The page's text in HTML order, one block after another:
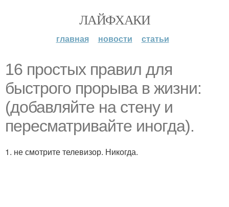
ЛАЙФХАКИ
главная новости статьи
16 простых правил для
быстрого прорыва в жизни:
(добавляйте на стену и
пересматривайте иногда).
1. не смотрите телевизор. Никогда.